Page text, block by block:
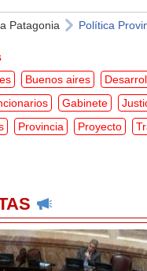
Patagonia Política
Buenos aires
Gabinete
Provincia Proyecto